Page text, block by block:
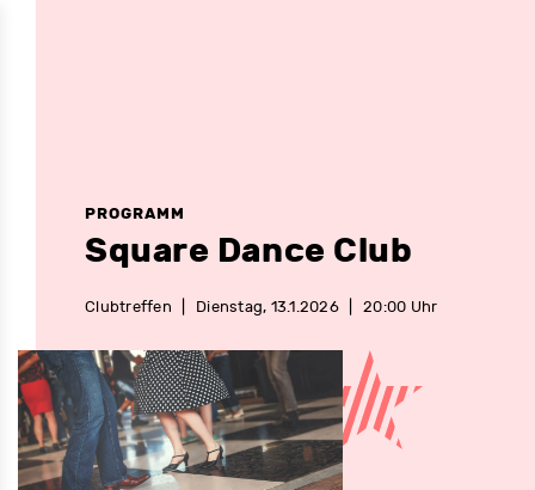
PROGRAMM
Square Dance Club
Clubtreffen Dienstag, 13.1.2026 20:00 Uhr